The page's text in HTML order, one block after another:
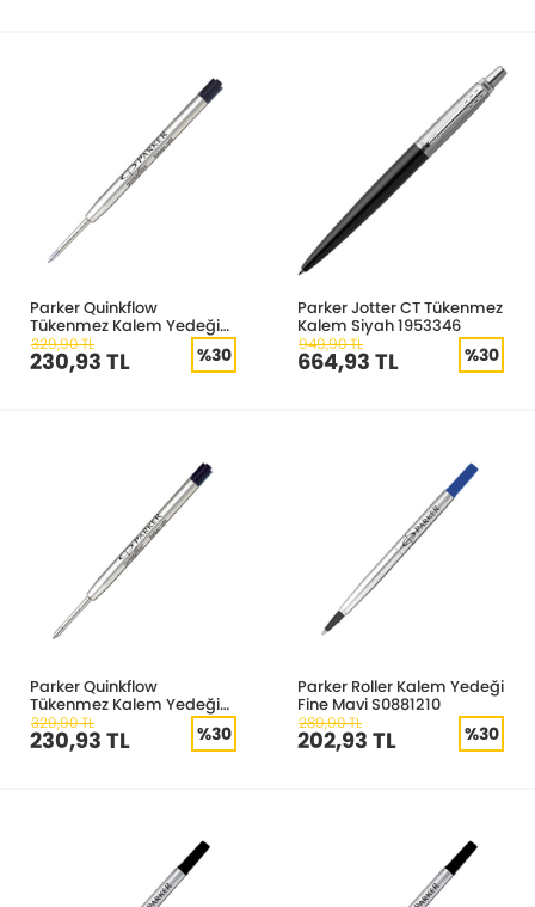
Parker Quinkflow
Tükenmez Kalem Yedeği
Fine Siyah 1950367
329,90 TL
230,93 TL %30
Parker Jotter CT Tükenmez
Kalem Siyah 1953346
949,90 TL
664,93 TL %30
Parker Quinkflow
Tükenmez Kalem Yedeği
Medium Siyah S0909550
329,90 TL
230,93 TL %30
Parker Roller Kalem Yedeği
Fine Mavi S0881210
289,90 TL
202,93 TL %30